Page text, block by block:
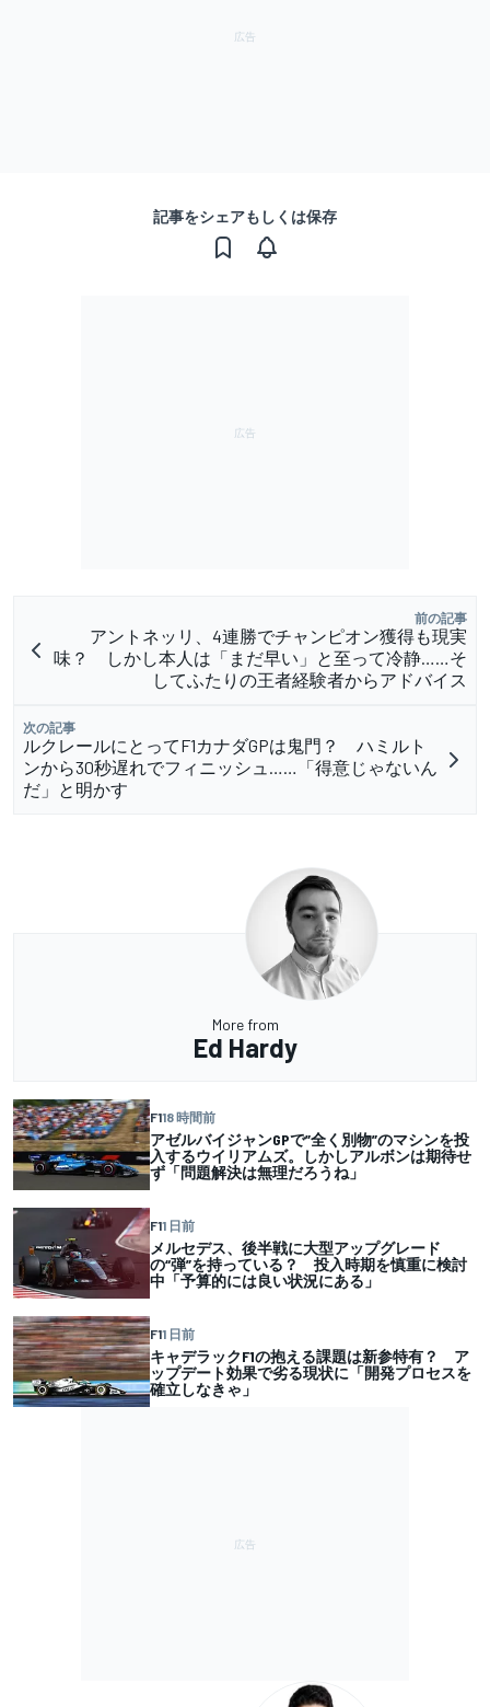
記事をシェアもしくは保存
前の記事
アントネッリ、4連勝でチャンピオン獲得も現実
味？ しかし本人は「まだ早い」と至って冷静……そ
してふたりの王者経験者からアドバイス
次の記事
ルクレールにとってF1カナダGPは鬼門？ ハミルト
ンから30秒遅れでフィニッシュ……「得意じゃないん
だ」と明かす
More from
Ed Hardy
F118 時間前
アゼルバイジャンGPで”全く別物”のマシンを投
入するウイリアムズ。しかしアルボンは期待せ
ず「問題解決は無理だろうね」
F11 日前
メルセデス、後半戦に大型アップグレード
の“弾”を持っている？ 投入時期を慎重に検討
中「予算的には良い状況にある」
F11 日前
キャデラックF1の抱える課題は新参特有？ ア
ップデート効果で劣る現状に「開発プロセスを
確立しなきゃ」